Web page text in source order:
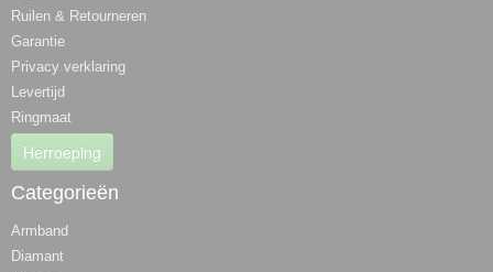
Ruilen & Retourneren
Garantie
Privacy verklaring
Levertijd
Ringmaat
Herroeping
Categorieën
Armband
Diamant